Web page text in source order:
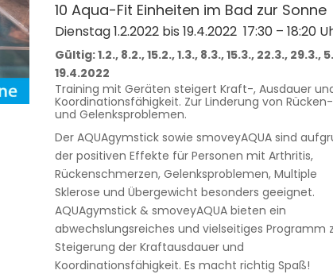
€98,00.
10 Aqua-Fit Einheiten im Bad zur Sonne
Dienstag 1.2.2022 bis 19.4.2022 17:30 – 18:20
Gültig: 1.2., 8.2., 15.2., 1.3., 8.3., 15.3., 22.3., 29.3.,
19.4.2022
Training mit Geräten steigert Kraft-, Ausdauer
Koordinationsfähigkeit. Zur Linderung von Rücken-
und Gelenksproblemen.
Der AQUAgymstick sowie smoveyAQUA sind
der positiven Effekte für Personen mit Arthritis,
Rückenschmerzen, Gelenksproblemen, Multiple
Sklerose und Übergewicht besonders geeignet.
AQUAgymstick & smoveyAQUA bieten ein
abwechslungsreiches und vielseitiges Programm
Steigerung der Kraftausdauer und
Koordinationsfähigkeit. Es macht richtig Spaß!